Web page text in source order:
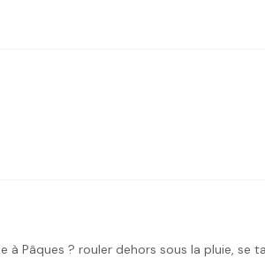
à Pâques ? rouler dehors sous la pluie, se